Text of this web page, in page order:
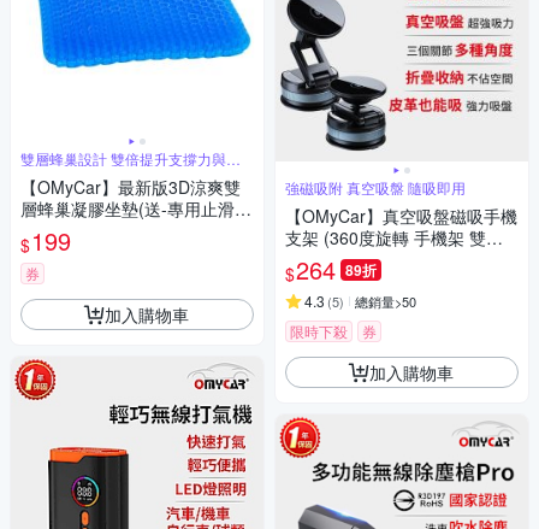
雙層蜂巢設計 雙倍提升支撐力與透
氣效果
【OMyCar】最新版3D涼爽雙
層蜂巢凝膠坐墊(送-專用止滑布
套收納袋)透氣釋壓 -快
$199
券
加入購物車
強磁吸附 真空吸盤 隨吸即用
【OMyCar】真空吸盤磁吸手機
支架 (360度旋轉 手機架 雙面
吸附 汽車導航 免充電 迷你便
攜)
$264 89折
4.3 (5) 總銷量>50
限時下殺 券
加入購物車